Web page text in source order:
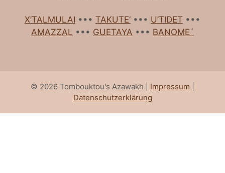
X’TALMULAI ••• TAKUTE‘ ••• U’TIDET •••
AMAZZAL ••• GUETAYA ••• BANOME´
© 2026 Tombouktou's Azawakh | Impressum
Datenschutzerklärung